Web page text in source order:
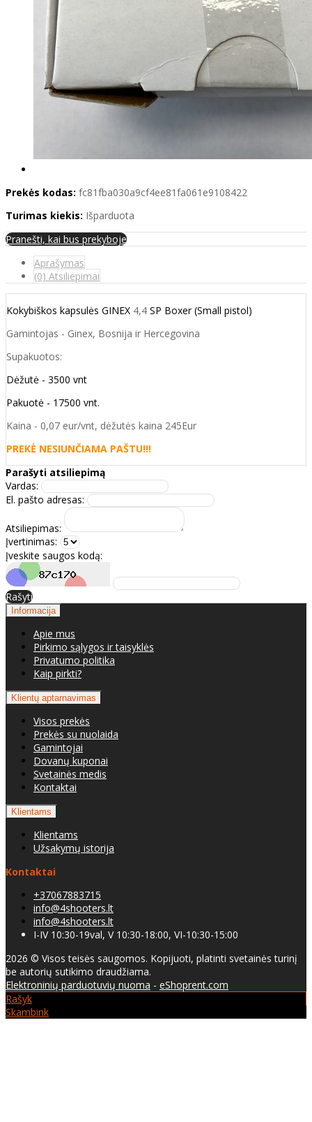
Prekės kodas: fc81fba030a9cf4ee81fa061e9108422
Turimas kiekis: Išparduota
Pranešti, kai bus prekyboje
Aprašymas
(0) Atsiliepimai
Kokybiškos kapsulės GINEX 4,4 SP Boxer (Small pistol)
Gamintojas - Ginex, Bosnija ir Hercegovina
Supakuotos:
Dėžutė - 3500 vnt
Pakuotė - 17500 vnt.
Kaina - 0,07 eur/vnt, dėžutės kaina 245Eur
PREKĖ NESIUNČIAMA PAŠTU!!!
Parašyti atsiliepimą
Vardas:
El. pašto adresas:
Atsiliepimas:
Įvertinimas:
Įveskite saugos kodą:
Rašyti
Informacija
Apie mus
Pirkimo sąlygos ir taisyklės
Privatumo politika
Kaip pirkti?
Klientų aptarnavimas
Visos prekės
Prekės su nuolaida
Gamintojai
Dovanų kuponai
Svetainės medis
Kontaktai
Klientams
Klientams
Užsakymų istorija
Kontaktai
+37067883715
info@4shooters.lt
info@4shooters.lt
I-IV 10:30-19val, V 10:30-18:00, VI-10:30-15:00
2026 © Visos teisės saugomos. Kopijuoti, platinti svetainės turinį
be autorių sutikimo draudžiama.
Elektroninių parduotuvių nuoma - eShoprent.com
Rašyk
Skambink